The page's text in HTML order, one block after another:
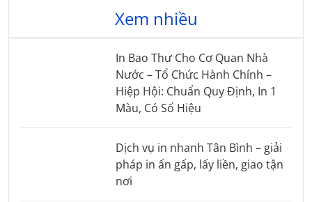
Xem nhiều
In Bao Thư Cho Cơ Quan Nhà
Nước – Tổ Chức Hành Chính –
Hiệp Hội: Chuẩn Quy Định, In 1
Màu, Có Số Hiệu
Dịch vụ in nhanh Tân Bình – giải
pháp in ấn gấp, lấy liền, giao tận
nơi